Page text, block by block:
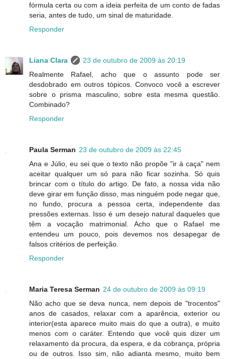
fórmula certa ou com a ideia perfeita de um conto de fadas
seria, antes de tudo, um sinal de maturidade.
Responder
Liana Clara
23 de outubro de 2009 às 20:19
Realmente Rafael, acho que o assunto pode ser
desdobrado em outros tópicos. Convoco você a escrever
sobre o prisma masculino, sobre esta mesma questão.
Combinado?
Responder
Paula Serman 23 de outubro de 2009 às 22:45
Ana e Júlio, eu sei que o texto não propõe "ir à caça" nem
aceitar qualquer um só para não ficar sozinha. Só quis
brincar com o título do artigo. De fato, a nossa vida não
deve girar em função disso, mas ninguém pode negar que,
no fundo, procura a pessoa certa, independente das
pressões externas. Isso é um desejo natural daqueles que
têm a vocação matrimonial. Acho que o Rafael me
entendeu um pouco, pois devemos nos desapegar de
falsos critérios de perfeição.
Responder
Maria Teresa Serman 24 de outubro de 2009 às 09:19
Não acho que se deva nunca, nem depois de "trocentos"
anos de casados, relaxar com a aparência, exterior ou
interior(esta aparece muito mais do que a outra), e muito
menos com o caráter. Entendo que você quis dizer um
relaxamento da procura, da espera, e da cobrança, própria
ou de outros. Isso sim, não adianta mesmo, muito bem